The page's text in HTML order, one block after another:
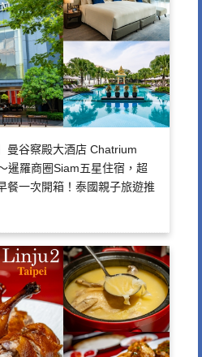
曼谷察殿大酒店 Chatrium
暹羅商圈Siam五星住宿，超
餐一次開箱！泰國親子旅遊推